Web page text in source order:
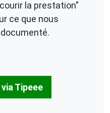
la prestation"
ce que nous
Tipeee